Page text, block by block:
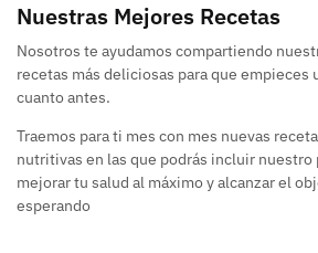
Nuestras Mejores Recetas
Nosotros te ayudamos compartiendo
recetas más deliciosas para que empieces
cuanto antes.
Traemos para ti mes con mes nuevas
nutritivas en las que podrás incluir nuestro
mejorar tu salud al máximo y alcanzar el
esperando